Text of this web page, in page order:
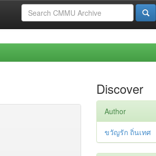
Discover
Author
ขวัญรัก ถิ่นเทศ